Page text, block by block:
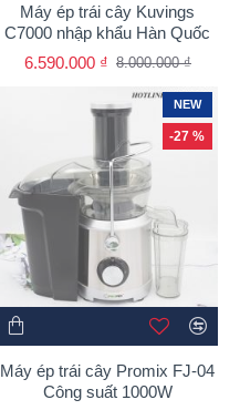
Máy ép trái cây Kuvings
C7000 nhập khẩu Hàn Quốc
6.590.000 ₫ 8.000.000 ₫
NEW
-27 %
Máy ép trái cây Promix FJ-04
Công suất 1000W